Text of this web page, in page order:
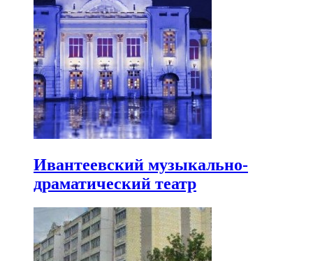
Ивантеевский музыкально-
драматический театр